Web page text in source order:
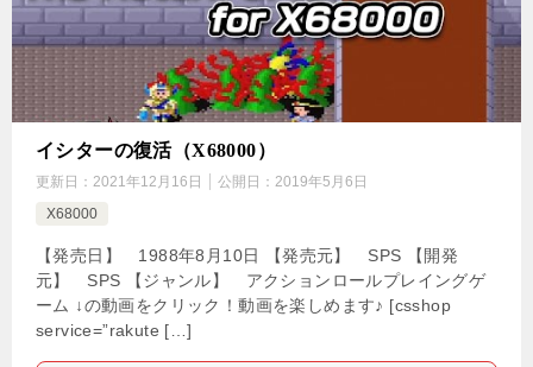
イシターの復活（X68000）
更新日： 2021年12月16日 公開日： 2019年5月6日
X68000
【発売日】 1988年8月10日 【発売元】 SPS 【開発
元】 SPS 【ジャンル】 アクションロールプレイングゲ
ーム ↓の動画をクリック！動画を楽しめます♪ [csshop
service=”rakute […]